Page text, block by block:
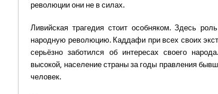
революции они не в силах.
Ливийская трагедия стоит особняком. Здесь
народную революцию. Каддафи при всех своих
серьёзно заботился об интересах своего
высокой, население страны за годы правления
человек.